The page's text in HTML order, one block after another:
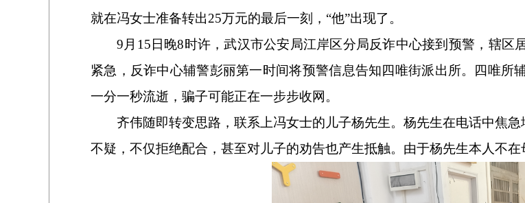
就在冯女士准备转出25万元的最后一刻，“他”出现了。
9月15日晚8时许，武汉市公安局江岸区分局反诈中心接到预警，辖
紧急，反诈中心辅警彭丽第一时间将预警信息告知四唯街派出所。四唯所
一分一秒流逝，骗子可能正在一步步收网。
齐伟随即转变思路，联系上冯女士的儿子杨先生。杨先生在电话中焦
不疑，不仅拒绝配合，甚至对儿子的劝告也产生抵触。由于杨先生本人不在